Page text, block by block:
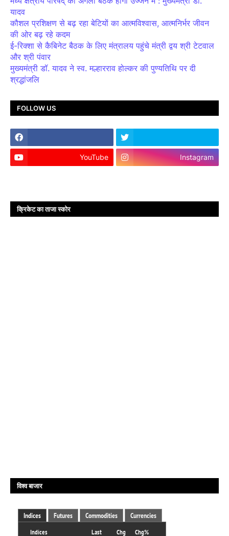
यादव
कौशल प्रशिक्षण से बढ़ रहा बेटियों का आत्मविश्वास, आत्मनिर्भर जीवन
की ओर बढ़ रहे कदम
ई-रिक्शा से कैबिनेट बैठक के लिए मंत्रालय पहुंचे मंत्री द्वय श्री टेटवाल
और श्री पंवार
मुख्यमंत्री डॉ. यादव ने स्व. मल्हारराव होल्कर की पुण्यतिथि पर दी
श्रद्धांजलि
FOLLOW US
YouTube Instagram
क्रिकेट का ताजा स्कोर
विश्व बाजार